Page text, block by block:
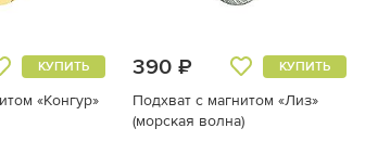
КУПИТЬ
«Конгур»
390 ₽ КУПИТЬ
Подхват с магнитом «Лиз»
(морская волна)